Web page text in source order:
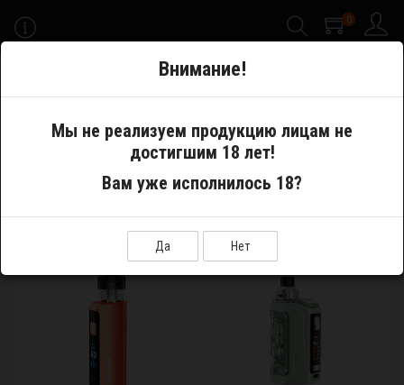
0
Меню
Показать: Сортировка:
Внимание!
Мы не реализуем продукцию лицам не
достигшим 18 лет!
Вам уже исполнилось 18?
Да Нет